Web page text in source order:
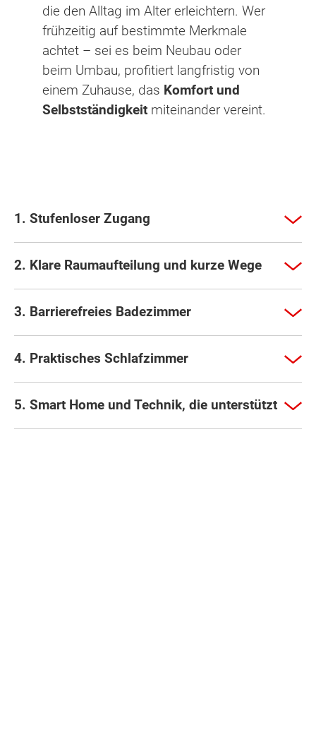
die den Alltag im Alter erleichtern. Wer
frühzeitig auf bestimmte Merkmale
achtet – sei es beim Neubau oder
beim Umbau, profitiert langfristig von
einem Zuhause, das Komfort und
Selbstständigkeit miteinander vereint.
1. Stufenloser Zugang
2. Klare Raumaufteilung und kurze Wege
3. Barrierefreies Badezimmer
4. Praktisches Schlafzimmer
5. Smart Home und Technik, die unterstützt